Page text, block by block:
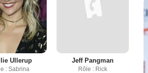
Ullerup
: Sabrina
Jeff Pangman
Rôle : Rick